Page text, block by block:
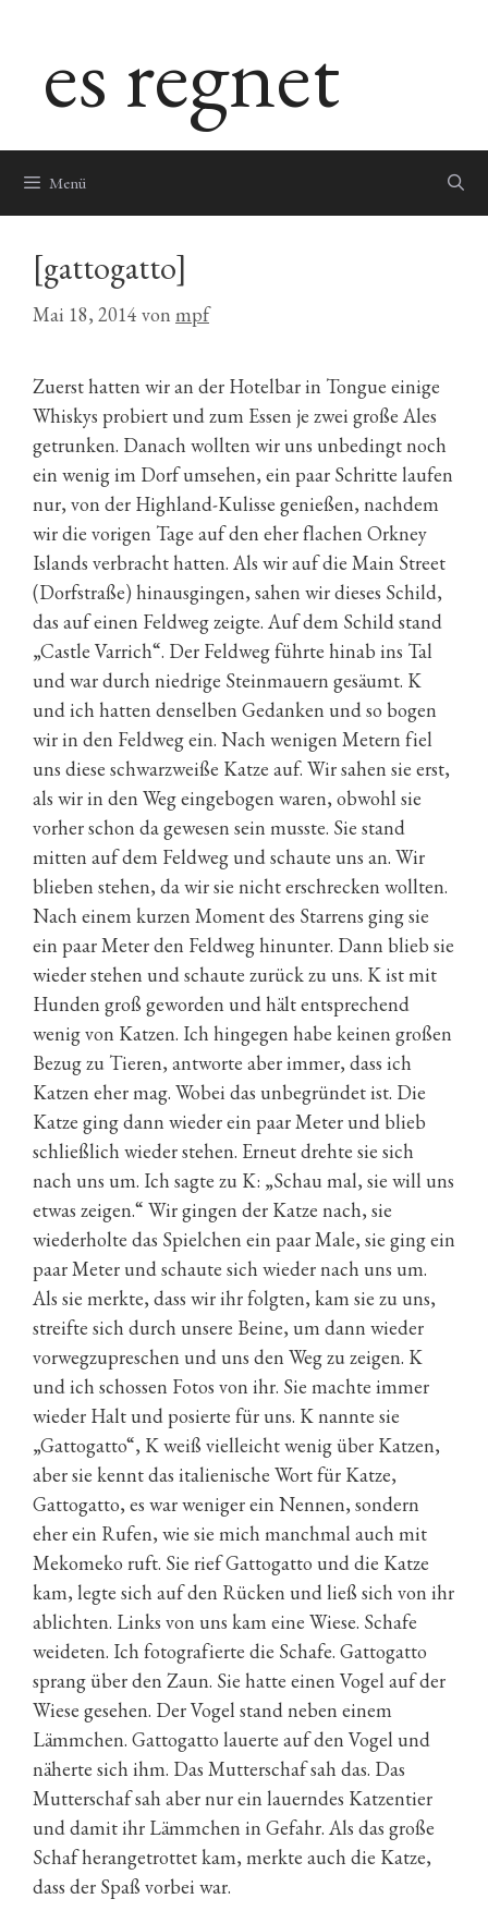
springenes regnet
Menü
[gattogatto]
Mai 18, 2014 von mpf
Zuerst hatten wir an der Hotelbar in Tongue einige
Whiskys probiert und zum Essen je zwei große Ales
getrunken. Danach wollten wir uns unbedingt noch
ein wenig im Dorf umsehen, ein paar Schritte laufen
nur, von der Highland-Kulisse genießen, nachdem
wir die vorigen Tage auf den eher flachen Orkney
Islands verbracht hatten. Als wir auf die Main Street
(Dorfstraße) hinausgingen, sahen wir dieses Schild,
das auf einen Feldweg zeigte. Auf dem Schild stand
„Castle Varrich“. Der Feldweg führte hinab ins Tal
und war durch niedrige Steinmauern gesäumt. K
und ich hatten denselben Gedanken und so bogen
wir in den Feldweg ein. Nach wenigen Metern fiel
uns diese schwarzweiße Katze auf. Wir sahen sie erst,
als wir in den Weg eingebogen waren, obwohl sie
vorher schon da gewesen sein musste. Sie stand
mitten auf dem Feldweg und schaute uns an. Wir
blieben stehen, da wir sie nicht erschrecken wollten.
Nach einem kurzen Moment des Starrens ging sie
ein paar Meter den Feldweg hinunter. Dann blieb sie
wieder stehen und schaute zurück zu uns. K ist mit
Hunden groß geworden und hält entsprechend
wenig von Katzen. Ich hingegen habe keinen großen
Bezug zu Tieren, antworte aber immer, dass ich
Katzen eher mag. Wobei das unbegründet ist. Die
Katze ging dann wieder ein paar Meter und blieb
schließlich wieder stehen. Erneut drehte sie sich
nach uns um. Ich sagte zu K: „Schau mal, sie will uns
etwas zeigen.“ Wir gingen der Katze nach, sie
wiederholte das Spielchen ein paar Male, sie ging ein
paar Meter und schaute sich wieder nach uns um.
Als sie merkte, dass wir ihr folgten, kam sie zu uns,
streifte sich durch unsere Beine, um dann wieder
vorwegzupreschen und uns den Weg zu zeigen. K
und ich schossen Fotos von ihr. Sie machte immer
wieder Halt und posierte für uns. K nannte sie
„Gattogatto“, K weiß vielleicht wenig über Katzen,
aber sie kennt das italienische Wort für Katze,
Gattogatto, es war weniger ein Nennen, sondern
eher ein Rufen, wie sie mich manchmal auch mit
Mekomeko ruft. Sie rief Gattogatto und die Katze
kam, legte sich auf den Rücken und ließ sich von ihr
ablichten. Links von uns kam eine Wiese. Schafe
weideten. Ich fotografierte die Schafe. Gattogatto
sprang über den Zaun. Sie hatte einen Vogel auf der
Wiese gesehen. Der Vogel stand neben einem
Lämmchen. Gattogatto lauerte auf den Vogel und
näherte sich ihm. Das Mutterschaf sah das. Das
Mutterschaf sah aber nur ein lauerndes Katzentier
und damit ihr Lämmchen in Gefahr. Als das große
Schaf herangetrottet kam, merkte auch die Katze,
dass der Spaß vorbei war.